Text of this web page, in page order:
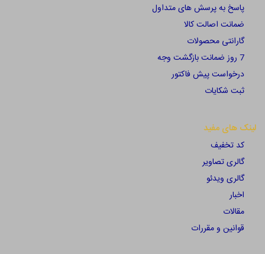
پاسخ به پرسش های متداول
ضمانت اصالت کالا
گارانتی محصولات
7 روز ضمانت بازگشت وجه
درخواست پیش فاکتور
ثبت شکایات
لینک های مفید
کد تخفیف
گالری تصاویر
گالری ویدئو
اخبار
مقالات
قوانین و مقررات